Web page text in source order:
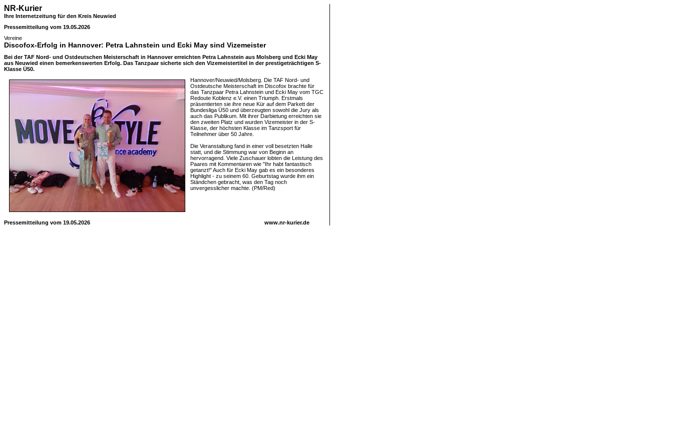
NR-Kurier
Ihre Internetzeitung für den Kreis Neuwied
Pressemitteilung vom 19.05.2026
Vereine
Discofox-Erfolg in Hannover: Petra Lahnstein und Ecki May sind Vizemeister
Bei der TAF Nord- und Ostdeutschen Meisterschaft in Hannover erreichten Petra Lahnstein aus Molsberg und Ecki May
aus Neuwied einen bemerkenswerten Erfolg. Das Tanzpaar sicherte sich den Vizemeistertitel in der prestigeträchtigen S-
Klasse Ü50.
Hannover/Neuwied/Molsberg. Die TAF Nord- und
Ostdeutsche Meisterschaft im Discofox brachte für
das Tanzpaar Petra Lahnstein und Ecki May vom TGC
Redoute Koblenz e.V. einen Triumph. Erstmals
präsentierten sie ihre neue Kür auf dem Parkett der
Bundesliga Ü50 und überzeugten sowohl die Jury als
auch das Publikum. Mit ihrer Darbietung erreichten sie
den zweiten Platz und wurden Vizemeister in der S-
Klasse, der höchsten Klasse im Tanzsport für
Teilnehmer über 50 Jahre.
Die Veranstaltung fand in einer voll besetzten Halle
statt, und die Stimmung war von Beginn an
hervorragend. Viele Zuschauer lobten die Leistung des
Paares mit Kommentaren wie "Ihr habt fantastisch
getanzt!" Auch für Ecki May gab es ein besonderes
Highlight - zu seinem 60. Geburtstag wurde ihm ein
Ständchen gebracht, was den Tag noch
unvergesslicher machte. (PM/Red)
Pressemitteilung vom 19.05.2026 www.nr-kurier.de